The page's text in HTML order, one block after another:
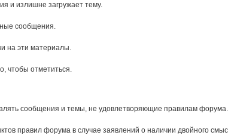
и излишне загружает тему.
сообщения.
на эти материалы.
чтобы отметиться.
сообщения и темы, не удовлетворяющие правилам форума.
правил форума в случае заявлений о наличии двойного